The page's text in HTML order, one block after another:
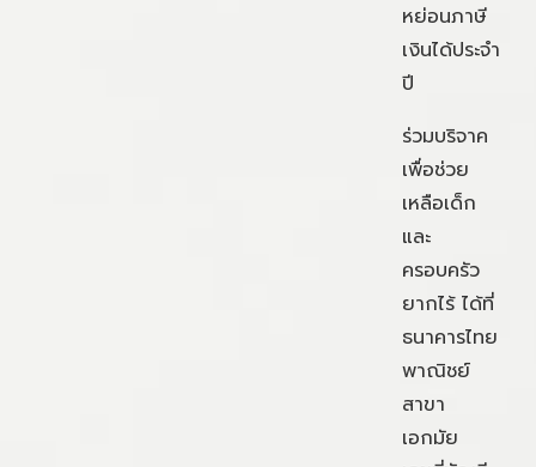
หย่อนภาษี
เงินได้ประจำ
ปี
ร่วมบริจาค
เพื่อช่วย
เหลือเด็ก
และ
ครอบครัว
ยากไร้ ได้ที่
ธนาคารไทย
พาณิชย์
สาขา
เอกมัย